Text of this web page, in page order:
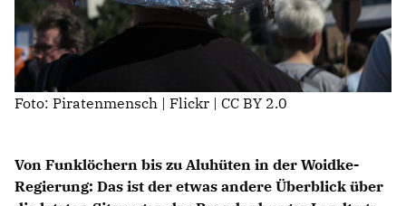
Von Funklöchern bis zu Aluhüten in der Woidke-
Regierung: Das ist der etwas andere Überblick über
Foto: Piratenmensch | Flickr | CC BY 2.0